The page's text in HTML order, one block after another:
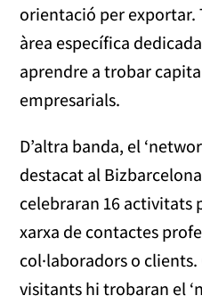
orientació per exportar.
àrea específica
aprendre a trobar
empresarials.
D’altra banda, el
destacat al
celebraran 16 activitats
xarxa de contactes
col·laboradors o
visitants hi trobaran el